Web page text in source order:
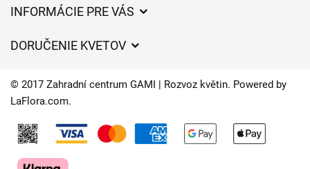
INFORMÁCIE PRE VÁS
Časy doručenia kvetov – prehľad možností
DORUČENIE KVETOV
Kam doručujeme kvety
Kontaktujte nás
© 2017 Zahradní centrum GAMI | Rozvoz květin. Powered by
LaFlora.com.